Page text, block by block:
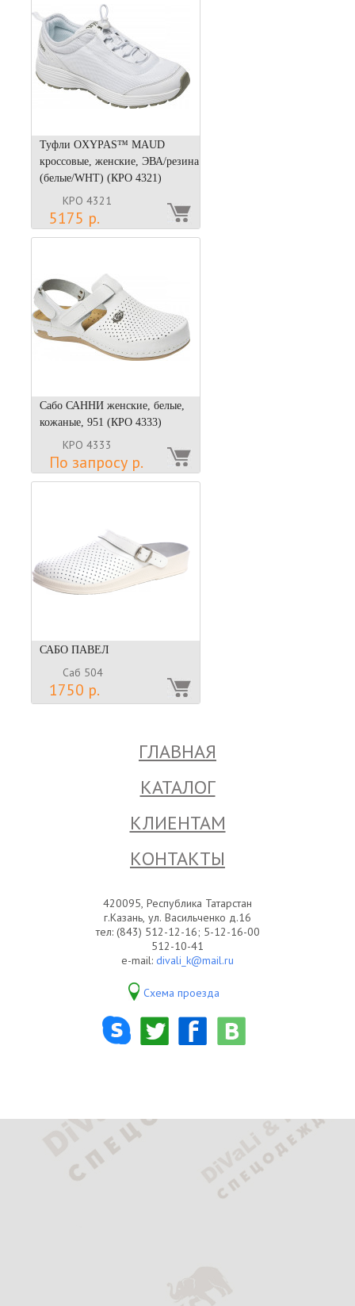
Туфли OXYPAS™ MAUD
кроссовые, женские, ЭВА/резина
(белые/WHT) (КРО 4321)
КРО 4321
5175 р.
Сабо САННИ женские, белые,
кожаные, 951 (КРО 4333)
КРО 4333
По запросу р.
САБО ПАВЕЛ
Саб 504
1750 р.
ГЛАВНАЯ
КАТАЛОГ
КЛИЕНТАМ
КОНТАКТЫ
420095, Республика Татарстан
г.Казань, ул. Васильченко д.16
тел: (843) 512-12-16; 5-12-16-00
512-10-41
e-mail: divali_k@mail.ru
Схема проезда